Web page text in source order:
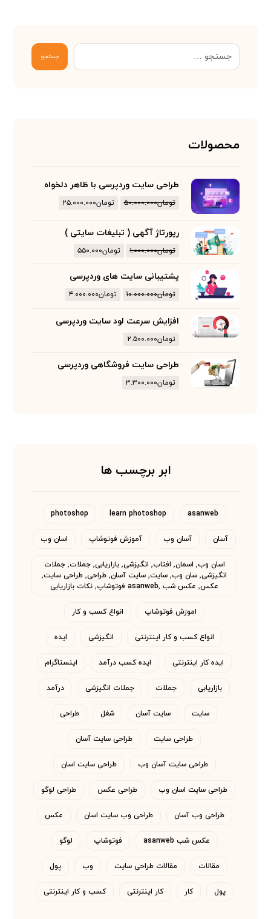
جستجو
محصولات
طراحی سایت وردپرسی با ظاهر دلخواه
تومان۵۰.۰۰۰.۰۰۰ تومان۲۵.۰۰۰.۰۰۰
رپورتاژ آگهی ( تبلیغات سایتی )
تومان۱.۰۰۰.۰۰۰ تومان۵۵۰.۰۰۰
پشتیبانی سایت های وردپرسی
تومان۱۰.۰۰۰.۰۰۰ تومان۴.۰۰۰.۰۰۰
افزایش سرعت لود سایت وردپرسی
تومان۲.۵۰۰.۰۰۰
طراحی سایت فروشگاهی وردپرسی
تومان۳.۳۰۰.۰۰۰
ابر برچسب ها
asanweb
learn photoshop
photoshop
آسان آسان وب آموزش فوتوشاپ اسان وب
اسان وب٬ اسمان٬ افتاب٬ انگیزشی٬ بازاریابی٬ جملات٬ جملات
انگیزشی٬ سان وب٬ سایت٬ سایت آسان٬ طراحی٬ طراحی سایت٬
عکس٬ عکس شب asanweb٬ فوتوشاپ٬ نکات بازاریابی
اموزش فوتوشاپ انواع کسب و کار
انواع کسب و کار اینترنتی انگیزشی ایده
ایده کار اینترنتی ایده کسب درآمد اینستاگرام
بازاریابی جملات جملات انگیزشی درآمد
سایت سایت آسان شغل طراحی
طراحی سایت طراحی سایت آسان
طراحی سایت آسان وب طراحی سایت اسان
طراحی سایت اسان وب طراحی عکس طراحی لوگو
طراحی وب آسان طراحی وب سایت اسان عکس
عکس شب asanweb فوتوشاپ لوگو
مقالات مقالات طراحی سایت وب پول
پول کار کار اینترنتی کسب و کار اینترنتی